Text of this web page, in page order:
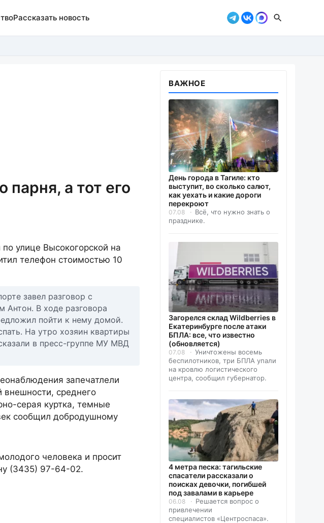
Рассказать новость
парня, а тот его
улице Высокогорской на
телефон стоимостью 10
завел разговор с
Антон. В ходе разговора
пойти к нему домой.
На утро хозяин квартиры
в пресс-группе МУ МВД
запечатлели
внешности, среднего
серая куртка, темные
сообщил добродушному
человека и просит
(3435) 97-64-02.
ВАЖНОЕ
День города в Тагиле: кто
выступит, во сколько салют,
как уехать и какие дороги
перекроют
07.08
Всё, что нужно знать о
празднике.
Загорелся склад Wildberries в
Екатеринбурге после атаки
БПЛА: все, что известно
(обновляется)
07.08
Уничтожены восемь
беспилотников, три БПЛА упали
на кровлю логистического
центра, сообщил губернатор.
4 метра песка: тагильские
спасатели рассказали о
поисках девочки, погибшей
под завалами в карьере
06.08
Решается вопрос о
привлечении
специалистов «Центроспаса».